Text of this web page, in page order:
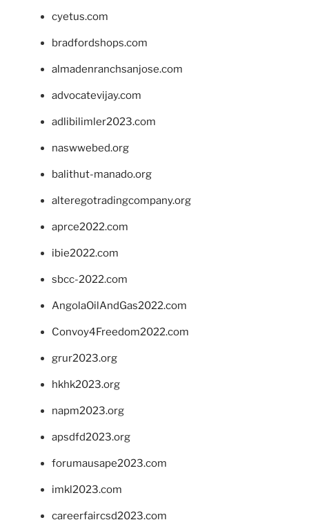
cyetus.com
bradfordshops.com
almadenranchsanjose.com
advocatevijay.com
adlibilimler2023.com
naswwebed.org
balithut-manado.org
alteregotradingcompany.org
aprce2022.com
ibie2022.com
sbcc-2022.com
AngolaOilAndGas2022.com
Convoy4Freedom2022.com
grur2023.org
hkhk2023.org
napm2023.org
apsdfd2023.org
forumausape2023.com
imkl2023.com
careerfaircsd2023.com